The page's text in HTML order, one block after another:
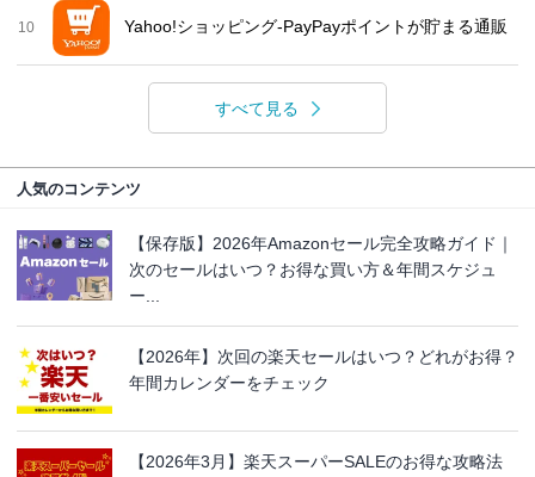
10 Yahoo!ショッピング-PayPayポイントが貯まる通販
すべて見る
人気のコンテンツ
【保存版】2026年Amazonセール完全攻略ガイド｜
次のセールはいつ？お得な買い方＆年間スケジュ
ー...
【2026年】次回の楽天セールはいつ？どれがお得？
年間カレンダーをチェック
【2026年3月】楽天スーパーSALEのお得な攻略法